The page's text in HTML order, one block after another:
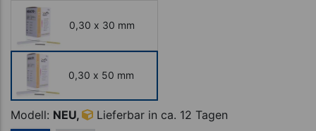
0,30 x 30 mm
0,30 x 50 mm
Modell: NEU, Lieferbar in ca. 12 Tagen